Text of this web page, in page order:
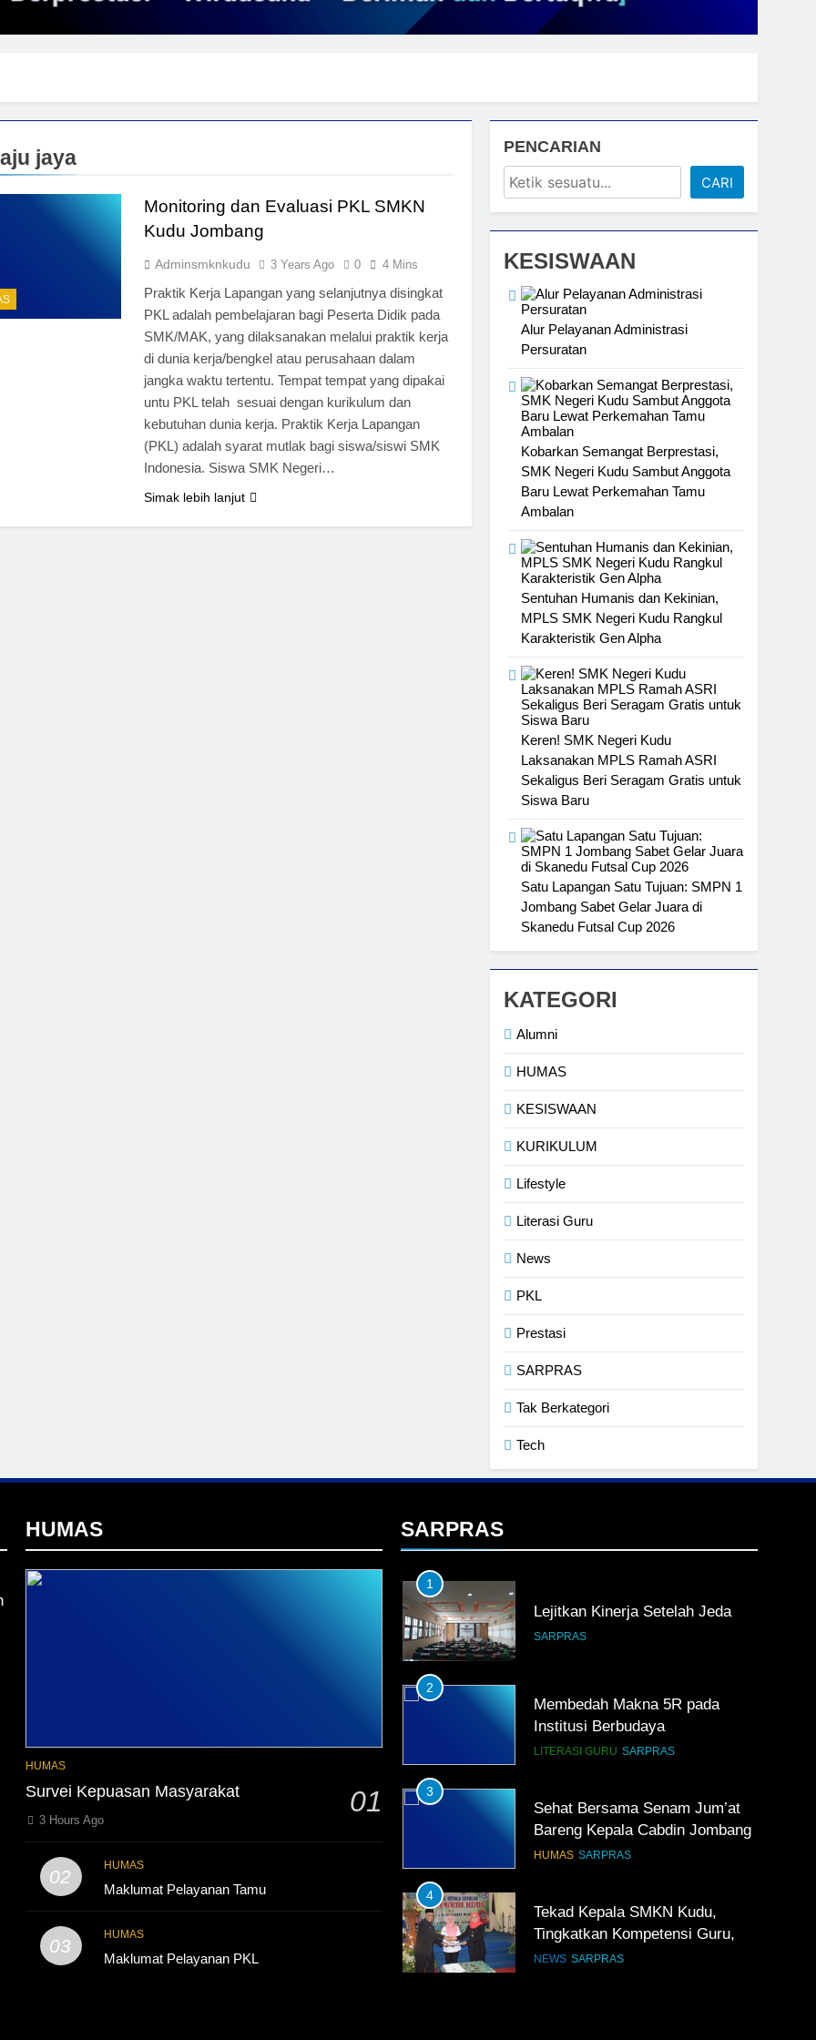
jaya
Monitoring dan Evaluasi PKL SMKN
Kudu Jombang
Adminsmknkudu 3 Years Ago 0 4 Mins
Praktik Kerja Lapangan yang selanjutnya disingkat
PKL adalah pembelajaran bagi Peserta Didik pada
SMK/MAK, yang dilaksanakan melalui praktik kerja
di dunia kerja/bengkel atau perusahaan dalam
jangka waktu tertentu. Tempat tempat yang dipakai
untu PKL telah sesuai dengan kurikulum dan
kebutuhan dunia kerja. Praktik Kerja Lapangan
(PKL) adalah syarat mutlak bagi siswa/siswi SMK
Indonesia. Siswa SMK Negeri…
Simak lebih lanjut
PENCARIAN
CARI
KESISWAAN
Alur Pelayanan Administrasi
Persuratan
Kobarkan Semangat Berprestasi,
SMK Negeri Kudu Sambut Anggota
Baru Lewat Perkemahan Tamu
Ambalan
Sentuhan Humanis dan Kekinian,
MPLS SMK Negeri Kudu Rangkul
Karakteristik Gen Alpha
Keren! SMK Negeri Kudu
Laksanakan MPLS Ramah ASRI
Sekaligus Beri Seragam Gratis untuk
Siswa Baru
Satu Lapangan Satu Tujuan: SMPN 1
Jombang Sabet Gelar Juara di
Skanedu Futsal Cup 2026
KATEGORI
Alumni
HUMAS
KESISWAAN
KURIKULUM
Lifestyle
Literasi Guru
News
PKL
Prestasi
SARPRAS
Tak Berkategori
Tech
HUMAS
HUMAS
Survei Kepuasan Masyarakat 01
3 Hours Ago
02
HUMAS
Maklumat Pelayanan Tamu
03
HUMAS
Maklumat Pelayanan PKL
SARPRAS
1
Lejitkan Kinerja Setelah Jeda
SARPRAS
2
Membedah Makna 5R pada
Institusi Berbudaya
LITERASI GURU SARPRAS
3
Sehat Bersama Senam Jum’at
Bareng Kepala Cabdin Jombang
HUMAS SARPRAS
4
Tekad Kepala SMKN Kudu,
Tingkatkan Kompetensi Guru,
Bangun Infrastruktur IT
NEWS SARPRAS